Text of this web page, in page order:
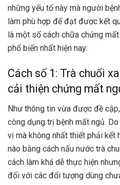
những yếu tố này mà người
làm phù hợp để đạt được kết
là một số cách chữa chứng
phổ biến nhất hiện nay:
Cách số 1: Trà chuối
cải thiện chứng mất
Như thông tin vừa được đề
công dụng trị bệnh mất ngủ.
vị mà không nhất thiết phải kết
nào bằng cách nấu nước trà
cách làm khá dễ thực hiện
đối với các đối tượng dùng